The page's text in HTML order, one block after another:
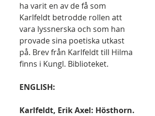
ha varit en av de få som
Karlfeldt betrodde rollen att
vara lyssnerska och som han
provade sina poetiska utkast
på. Brev från Karlfeldt till Hilma
finns i Kungl. Biblioteket.
ENGLISH:
Karlfeldt, Erik Axel: Hösthorn.